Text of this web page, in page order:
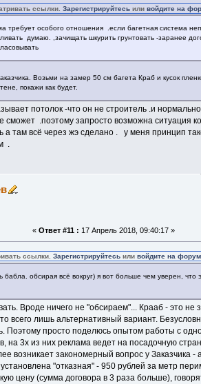
ссылки.Зарегистрируйтесь иливойдите на
требует особого отношения .если багетная система
думаю. ,зачищать шкурить грунтовать -заранее
Возьми на замер 50 см багета Краб и кусок
покажи как будет.
потолок -что он не строитель .и
сможет .поэтому запросто возможна ситуация
а там всё через жэ сделано . у меня принцип
.
« Ответ #11 : 17 Апрель 2018, 09:40:17 »
ссылки.Зарегистрируйтесь иливойдите на форум
бабла. обсирая всё вокруг) я вот больше чем уверен, что
Вроде ничего не "обсираем"... Крааб - это
всего лишь альтернативный вариант.
Поэтому просто поделюсь опытом работы с
на 3х из них реклама ведет на посадочную
возникает закономерный вопрос у Заказчика -
"отказная" - 950 рублей за метр
цену (сумма договора в 3 раза больше),